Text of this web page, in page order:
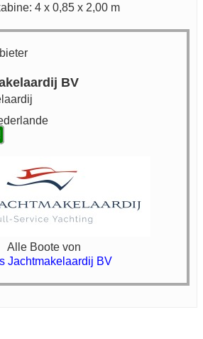
4 x 0,85 x 2,00 m
BV
Alle Boote von
Jachtmakelaardij BV